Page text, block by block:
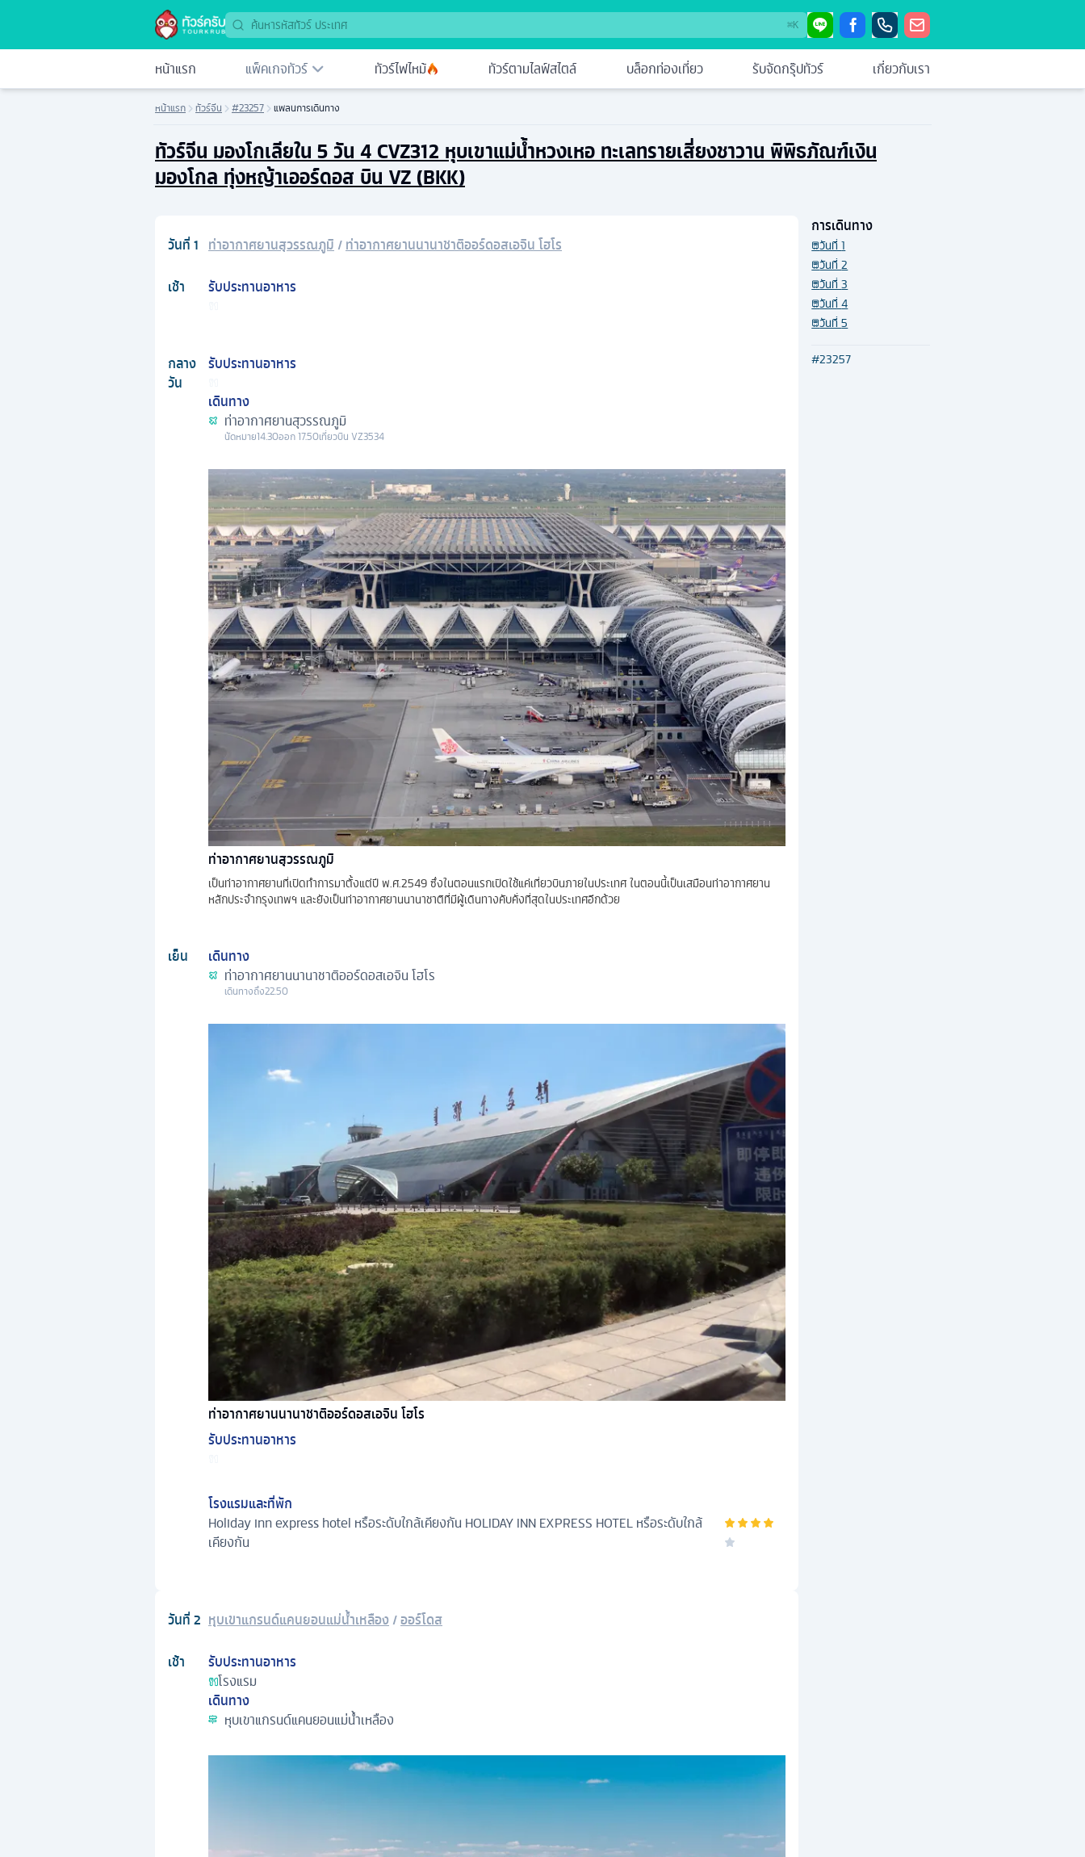
⌘K
หน้าแรก แพ็คเกจทัวร์ ทัวร์ไฟไหม้ ทัวร์ตามไลฟ์สไตล์ บล็อกท่องเที่ยว รับจัดกรุ๊ปทัวร์ เกี่ยวกับเรา
หน้าแรก ทัวร์จีน #23257 แพลนการเดินทาง
ทัวร์จีน มองโกเลียใน 5 วัน 4 CVZ312 หุบเขาแม่น้ำหวงเหอ ทะเลทรายเสี่ยงชาวาน พิพิธภัณฑ์เงิน
มองโกล ทุ่งหญ้าเออร์ดอส บิน VZ (BKK)
วันที่1 ท่าอากาศยานสุวรรณภูมิ /ท่าอากาศยานนานาชาติออร์ดอสเอจิน โฮโร
เช้า
รับประทานอาหาร
กลาง
วัน
รับประทานอาหาร
เดินทาง
ท่าอากาศยานสุวรรณภูมิ
นัดหมาย14.30ออก17.50เที่ยวบิน VZ3534
ท่าอากาศยานสุวรรณภูมิ
เป็นท่าอากาศยานที่เปิดทำการมาตั้งแต่ปี พ.ศ.2549 ซึ่งในตอนแรกเปิดใช้แค่เที่ยวบินภายในประเทศ ในตอนนี้เป็นเสมือนท่าอากาศยาน
หลักประจำกรุงเทพฯ และยังเป็นท่าอากาศยานนานาชาติที่มีผู้เดินทางคับคั่งที่สุดในประเทศอีกด้วย
เย็น
เดินทาง
ท่าอากาศยานนานาชาติออร์ดอสเอจิน โฮโร
เดินทางถึง22.50
ท่าอากาศยานนานาชาติออร์ดอสเอจิน โฮโร
รับประทานอาหาร
โรงแรมและที่พัก
Holiday inn express hotel หรือระดับใกล้เคียงกัน HOLIDAY INN EXPRESS HOTEL หรือระดับใกล้
เคียงกัน
วันที่2 หุบเขาแกรนด์แคนยอนแม่น้ำเหลือง/ออร์โดส
เช้า
รับประทานอาหาร
โรงแรม
เดินทาง
หุบเขาแกรนด์แคนยอนแม่น้ำเหลือง
การเดินทาง
วันที่1
วันที่2
วันที่3
วันที่4
วันที่5
#23257